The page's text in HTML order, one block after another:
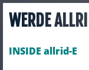
WERDE
INSIDE allrid-E